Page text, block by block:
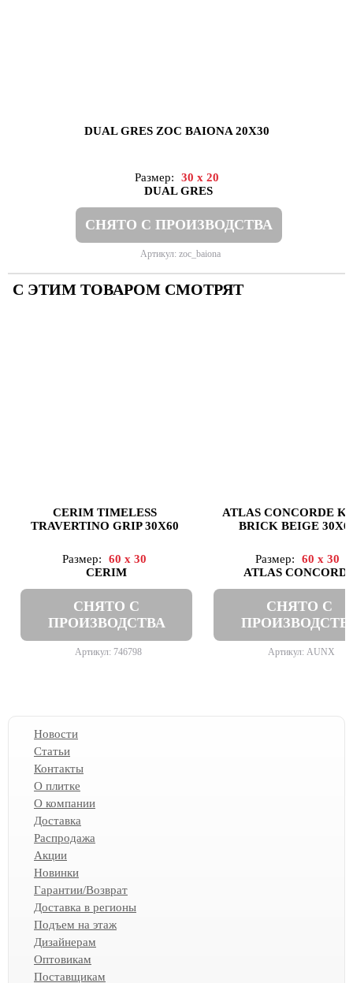
DUAL GRES ZOC BAIONA 20X30
Размер:
30 x 20
DUAL GRES
СНЯТО С ПРОИЗВОДСТВА
Артикул: zoc_baiona
С ЭТИМ ТОВАРОМ СМОТРЯТ
CERIM TIMELESS
TRAVERTINO GRIP 30X60
Размер:
60 x 30
CERIM
СНЯТО С
ПРОИЗВОДСТВА
Артикул: 746798
ATLAS CONCORDE
BRICK BEIGE
Размер:
60 x 30
ATLAS
СНЯТО С
Артикул: AUNX
Новости
Статьи
Контакты
О плитке
О компании
Доставка
Распродажа
Акции
Новинки
Гарантии/Возврат
Доставка в регионы
Подъем на этаж
Дизайнерам
Оптовикам
Поставщикам